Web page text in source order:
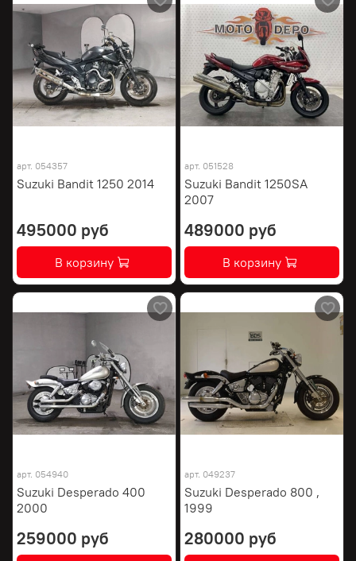
арт. 054357
Suzuki Bandit 1250 2014
495000 руб
В корзину
арт. 051528
Suzuki Bandit 1250SA
2007
489000 руб
В корзину
арт. 054940
Suzuki Desperado 400
2000
259000 руб
арт. 049237
Suzuki Desperado 800 ,
1999
280000 руб